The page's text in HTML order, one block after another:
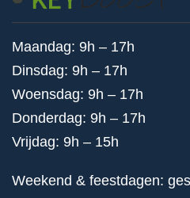
Maandag: 9h – 17h
Dinsdag: 9h – 17h
Woensdag: 9h – 17h
Donderdag: 9h – 17h
Vrijdag: 9h – 15h
Weekend & feestdagen: